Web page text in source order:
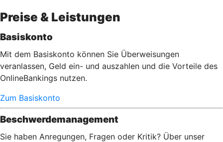
Preise & Leistungen
Basiskonto
Mit dem Basiskonto können Sie Überweisungen
veranlassen, Geld ein- und auszahlen und die Vorteile des
OnlineBankings nutzen.
Zum Basiskonto
Beschwerdemanagement
Sie haben Anregungen, Fragen oder Kritik? Über unser